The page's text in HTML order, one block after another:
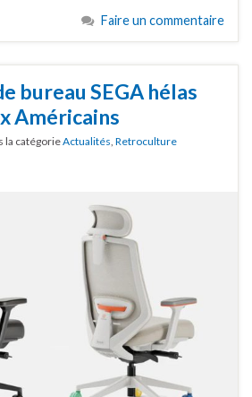
Faire un commentaire
bureau SEGA hélas
Américains
la catégorieActualités, Retroculture